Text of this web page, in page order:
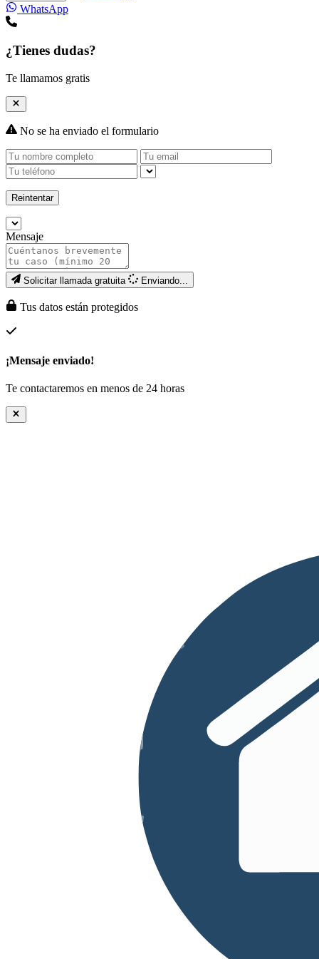
WhatsApp
¿Tienes dudas?
Te llamamos gratis
No se ha enviado el formulario
Reintentar
Mensaje
Solicitar llamada gratuita Enviando...
Tus datos están protegidos
¡Mensaje enviado!
Te contactaremos en menos de 24 horas